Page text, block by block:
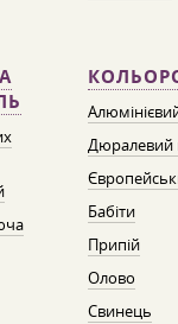
Дюралевий
Бабіти
Припій
Олово
Свинець